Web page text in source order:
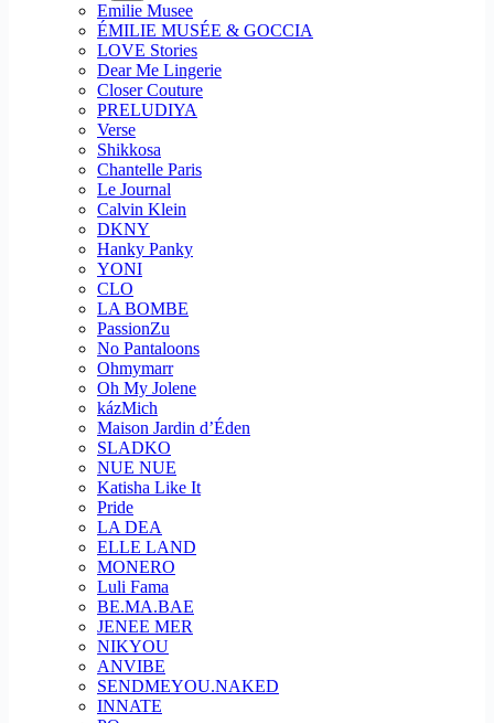
Emilie Musee
ÉMILIE MUSÉE & GOCCIA
LOVE Stories
Dear Me Lingerie
Closer Couture
PRELUDIYA
Verse
Shikkosa
Chantelle Paris
Le Journal
Calvin Klein
DKNY
Hanky Panky
YONI
CLO
LA BOMBE
PassionZu
No Pantaloons
Ohmymarr
Oh My Jolene
kázMich
Maison Jardin d’Éden
SLADKO
NUE NUE
Katisha Like It
Pride
LA DEA
ELLE LAND
MONERO
Luli Fama
BE.MA.BAE
JENEE MER
NIKYOU
ANVIBE
SENDMEYOU.NAKED
INNATE